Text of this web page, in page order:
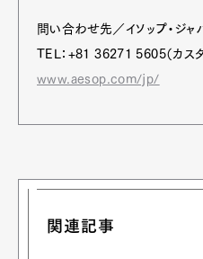
問い合わせ先／イソップ・ジャ
TEL：+81 36271 5605（カス
www.aesop.com/jp/
関連記事